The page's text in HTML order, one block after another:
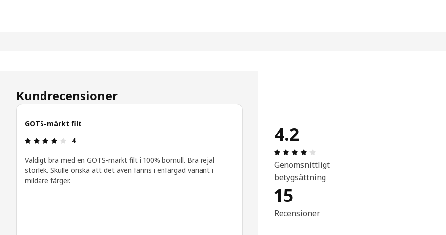
Kundrecensioner
GOTS-märkt filt
Recension: 4 / 5 stjärnor.
4
Väldigt bra med en GOTS-märkt filt i 100% bomull. Bra rejäl
storlek. Skulle önska att det även fanns i enfärgad variant i
mildare färger.
4.2
Genomsnittligt
betygsättning
15
Recensioner